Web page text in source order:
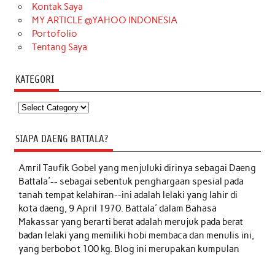
Kontak Saya
MY ARTICLE @YAHOO INDONESIA
Portofolio
Tentang Saya
KATEGORI
Kategori
SIAPA DAENG BATTALA?
Amril Taufik Gobelyang menjuluki dirinya sebagai Daeng
Battala'-- sebagai sebentuk penghargaan spesial pada
tanah tempat kelahiran--ini adalah lelaki yang lahir di
kota daeng, 9 April 1970. Battala' dalam Bahasa
Makassar yang berarti berat adalah merujuk pada berat
badan lelaki yang memiliki hobi membaca dan menulis ini,
yang berbobot 100 kg. Blog ini merupakan kumpulan